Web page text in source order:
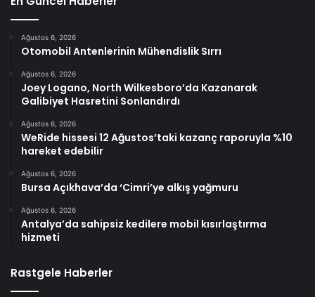
Ağustos 6, 2026
Otomobil Antenlerinin Mühendislik Sırrı
Ağustos 6, 2026
Joey Logano, North Wilkesboro’da Kazanarak
Galibiyet Hasretini Sonlandırdı
Ağustos 6, 2026
WeRide hissesi 12 Ağustos’taki kazanç raporuyla %10
hareket edebilir
Ağustos 6, 2026
Bursa Açıkhava’da ‘Cimri’ye alkış yağmuru
Ağustos 6, 2026
Antalya’da sahipsiz kedilere mobil kısırlaştırma
hizmeti
Rastgele Haberler